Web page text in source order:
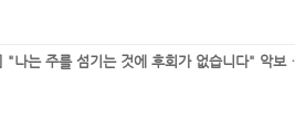
[찬양] "나는